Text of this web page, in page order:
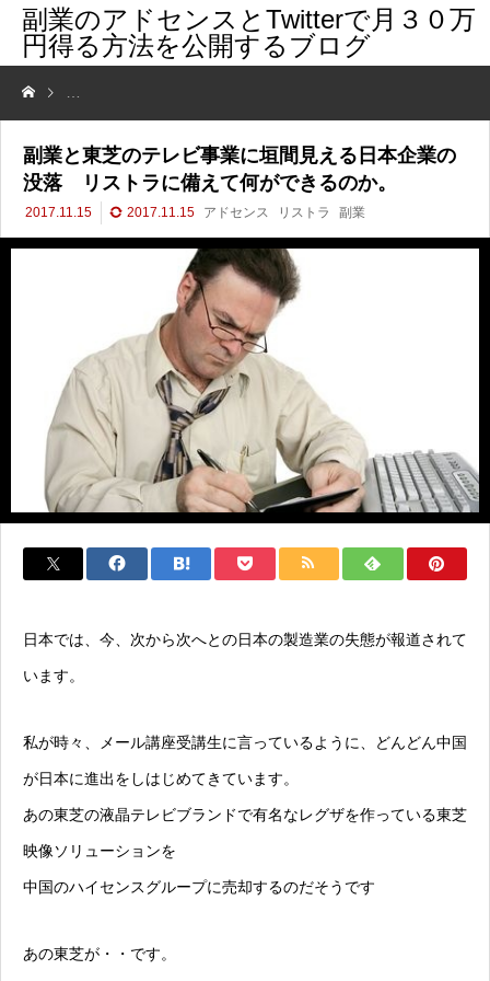
副業のアドセンスとTwitterで月３０万
円得る方法を公開するブログ
副業と東芝のテレビ事業に垣間見える日本企業の没落 リストラに備え
副業と東芝のテレビ事業に垣間見える日本企業の
没落 リストラに備えて何ができるのか。
2017.11.15 2017.11.15 アドセンス リストラ 副業
日本では、今、次から次へとの日本の製造業の失態が報道されて
います。
私が時々、メール講座受講生に言っているように、どんどん中国
が日本に進出をしはじめてきています。
あの東芝の液晶テレビブランドで有名なレグザを作っている東芝
映像ソリューションを
中国のハイセンスグループに売却するのだそうです
あの東芝が・・です。